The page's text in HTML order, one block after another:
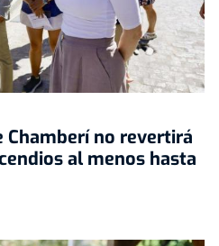
Chamberí no revertirá
al menos hasta